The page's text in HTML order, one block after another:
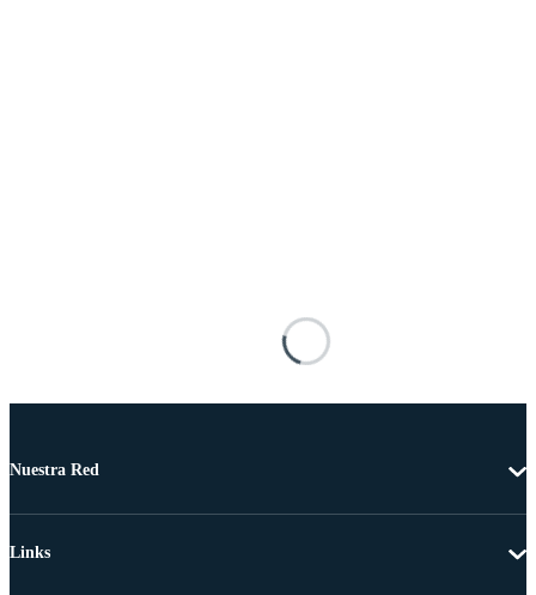
Nuestra Red
Links